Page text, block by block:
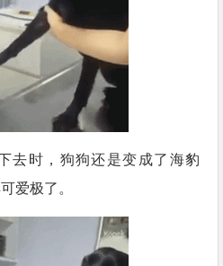
去时，狗狗还是变成了海豹
爱极了。